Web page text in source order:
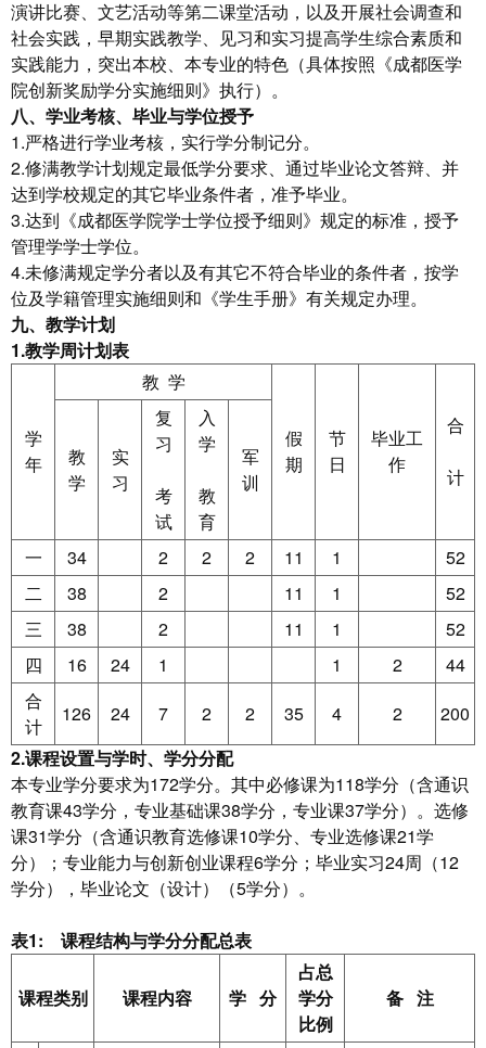
演讲比赛、文艺活动等第二课堂活动，以及开展社会调查和
社会实践，早期实践教学、见习和实习提高学生综合素质和
实践能力，突出本校、本专业的特色（具体按照《成都医学
院创新奖励学分实施细则》执行）。
八、学业考核、毕业与学位授予
1.严格进行学业考核，实行学分制记分。
2.修满教学计划规定最低学分要求、通过毕业论文答辩、并
达到学校规定的其它毕业条件者，准予毕业。
3.达到《成都医学院学士学位授予细则》规定的标准，授予
管理学学士学位。
4.未修满规定学分者以及有其它不符合毕业的条件者，按学
位及学籍管理实施细则和《学生手册》有关规定办理。
九、教学计划
1.教学周计划表
学
年
教 学
假
期
节
日
毕业工
作
合
计
教
学
实
习
复
习
考
试
入
学
教
育
军
训
一 34 2 2 2 11 1
52
二
38 2 11 1
52
三
38 2 11 1
52
四
16 24 1 1 2
44
合
计
126 24 7 2 2 35 4 2
200
2.课程设置与学时、学分分配
本专业学分要求为172学分。其中必修课为118学分（含通识
教育课43学分，专业基础课38学分，专业课37学分）。选修
课31学分（含通识教育选修课10学分、专业选修课21学
分）；专业能力与创新创业课程6学分；毕业实习24周（12
学分），毕业论文（设计）（5学分）。
表1: 课程结构与学分分配总表
课程类别 课程内容 学 分
占总
学分
比例
备 注